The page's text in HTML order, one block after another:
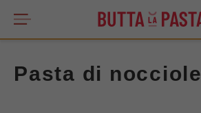
Pasta di nocciole